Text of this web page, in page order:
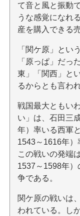
て音と風と振動
うな感覚になれ
産を購入できる
「関ケ原」とい
「原っぱ」だっ
東」「関西」と
るからとも言わ
戦国最大ともい
い」は、石田三
年）率いる西軍
1543～1616年）
この戦いの発端
1537～1598年
争である。
関ケ原の戦いは
われている。し